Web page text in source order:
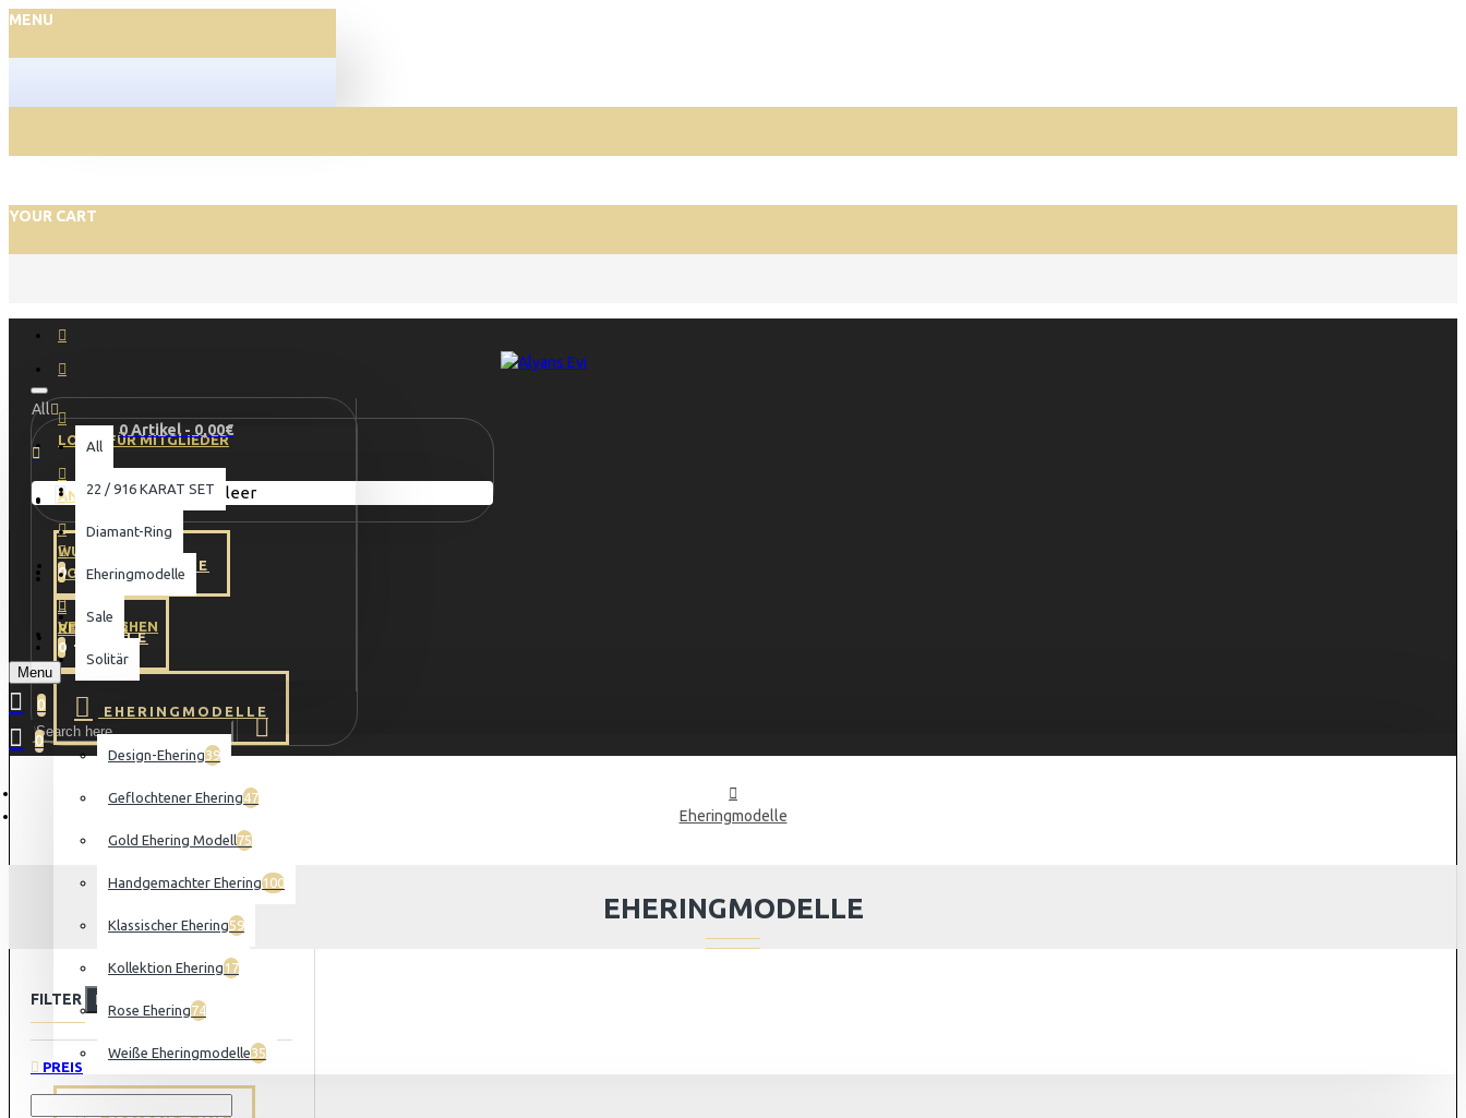
MENU
YOUR CART
LOGIN FÜR MITGLIEDER
ANMELDUNG
WUNSCHZETTEL
0
VERGLEICHEN
0
All
All
22 / 916 KARAT SET
Diamant-Ring
Eheringmodelle
Sale
Solitär
0 Artikel - 0,00€
Warenkorb ist noch leer
MENU
STARTSEITE
SALE
EHERINGMODELLE
Design-Ehering39
Geflochtener Ehering47
Gold Ehering Modell75
Handgemachter Ehering100
Klassischer Ehering59
Kollektion Ehering17
Rose Ehering74
Weiße Eheringmodelle35
LOGIN
REGISTER
Menu
0
0
Eheringmodelle
EHERINGMODELLE
FILTER
PREIS